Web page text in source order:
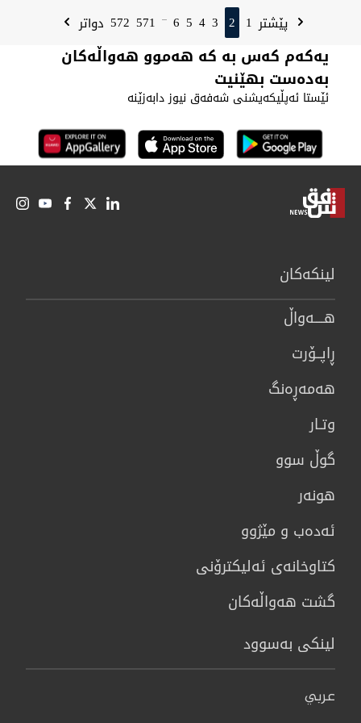
پێشتر 1
2
3
4
5
6
...
571
572 دواتر
یەکەم کەس بە کە هەموو هەواڵەکان
بەدەست بهێنیت
ئێستا ئەپڵیکەیشنی شەفەق نیوز دابەزێنە
لینكەكان
هــــه‌واڵ
ڕاپــۆرت
هه‌مه‌ڕه‌نگ
وتـار
گوڵ سوو
هونه‌ر
ئەدەب و مێژوو
كتاوخانه‌ی ئه‌ليكترۆنی
گشت هەواڵەکان
لینکی بەسوود
عربي